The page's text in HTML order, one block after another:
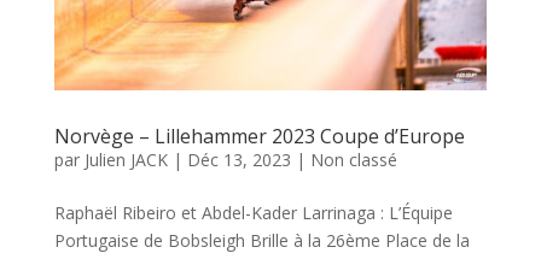
Norvège – Lillehammer 2023 Coupe d’Europe
par Julien JACK| Déc 13, 2023 | Non classé
Raphaël Ribeiro et Abdel-Kader Larrinaga : L’Équipe
Portugaise de Bobsleigh Brille à la 26ème Place de la